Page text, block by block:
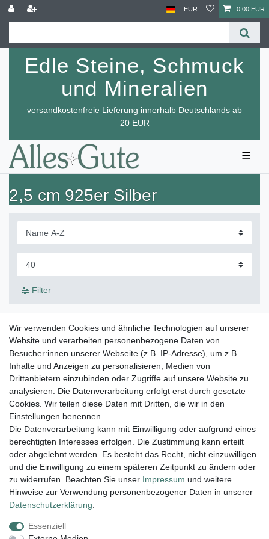
EUR 0,00 EUR
Edle Steine, Schmuck
und Mineralien
versandkostenfreie Lieferung innerhalb Deutschlands ab
20 EUR
☰
2,5 cm 925er Silber
Filter
Engel-Anhänger Tigerauge 2,5 cm 925er Silber
2,95 € *
In den Warenkorb
*inkl. ges. MwSt. zzgl.Versandkosten
Lieferung und Versand
Impressum Daten­schutz­erklärung AGB
Widerrufs­recht
Wir verwenden Cookies und ähnliche Technologien auf unserer
Website und verarbeiten personenbezogene Daten von
Besucher:innen unserer Webseite (z.B. IP-Adresse), um z.B.
Inhalte und Anzeigen zu personalisieren, Medien von
Drittanbietern einzubinden oder Zugriffe auf unsere Website zu
analysieren. Die Datenverarbeitung erfolgt erst durch gesetzte
Cookies. Wir teilen diese Daten mit Dritten, die wir in den
Einstellungen benennen.
Die Datenverarbeitung kann mit Einwilligung oder aufgrund eines
berechtigten Interesses erfolgen. Die Zustimmung kann erteilt
oder abgelehnt werden. Es besteht das Recht, nicht einzuwilligen
und die Einwilligung zu einem späteren Zeitpunkt zu ändern oder
zu widerrufen. Beachten Sie unser Impressum und weitere
Hinweise zur Verwendung personenbezogener Daten in unserer
Daten­schutz­erklärung
Essenziell